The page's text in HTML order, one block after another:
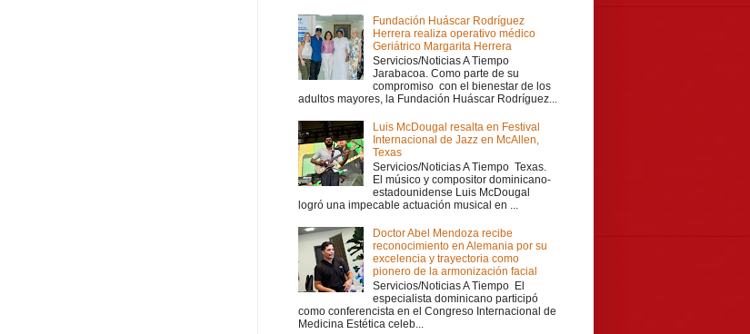
Fundación Huáscar Rodríguez
Herrera realiza operativo médico
Geriátrico Margarita Herrera
Servicios/Noticias A Tiempo
Jarabacoa. Como parte de su
compromiso con el bienestar de los
adultos mayores, la Fundación Huáscar Rodríguez...
Luis McDougal resalta en Festival
Internacional de Jazz en McAllen,
Texas
Servicios/Noticias A Tiempo Texas.
El músico y compositor dominicano-
estadounidense Luis McDougal
logró una impecable actuación musical en ...
Doctor Abel Mendoza recibe
reconocimiento en Alemania por su
excelencia y trayectoria como
pionero de la armonización facial
Servicios/Noticias A Tiempo El
especialista dominicano participó
como conferencista en el Congreso Internacional de
Medicina Estética celeb...